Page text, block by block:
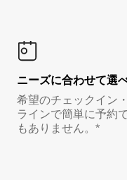
ニーズに合わせて選
希望のチェックイン
ラインで簡単に予約
もありません。*